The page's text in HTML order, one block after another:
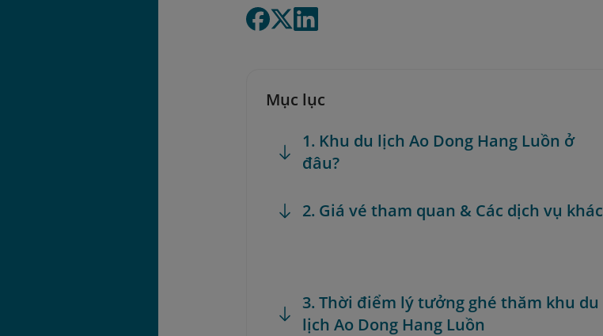
Mục lục
1. Khu du lịch Ao Dong Hang Luồn ở
đâu?
2. Giá vé tham quan & Các dịch vụ khác
3. Thời điểm lý tưởng ghé thăm khu du
lịch Ao Dong Hang Luồn